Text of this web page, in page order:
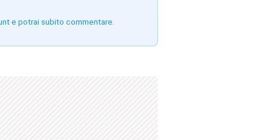
e potrai subito commentare.